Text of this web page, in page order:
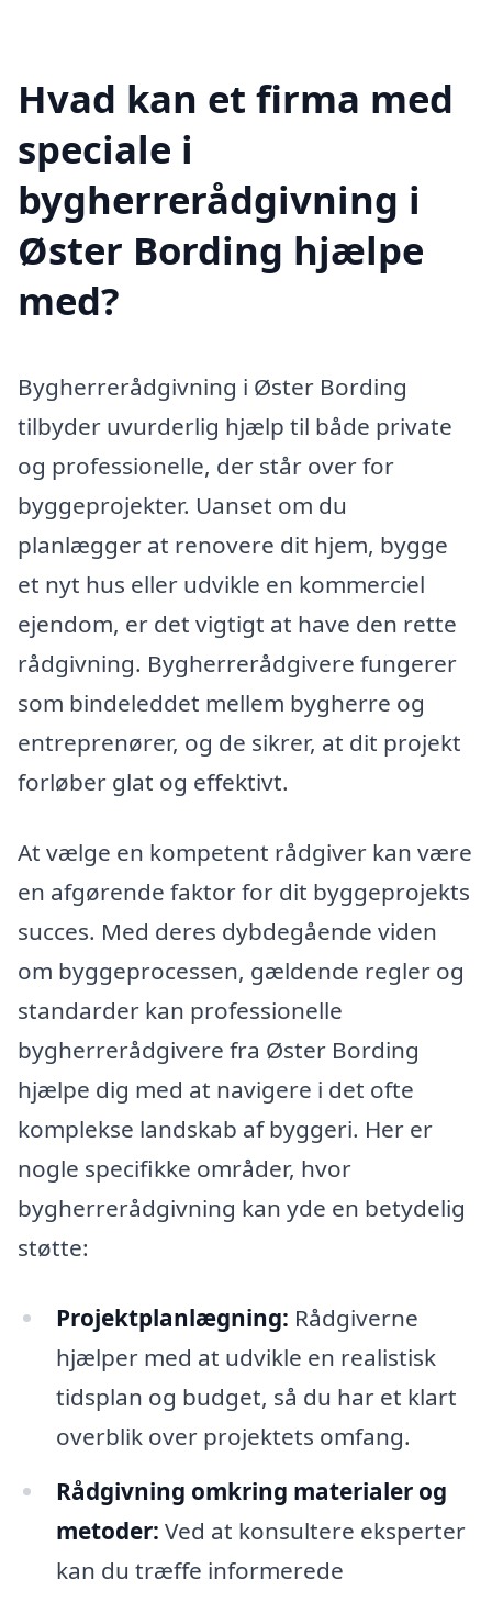
Hvad kan et firma med
speciale i
bygherrerådgivning i
Øster Bording hjælpe
med?
Bygherrerådgivning i Øster Bording
tilbyder uvurderlig hjælp til både private
og professionelle, der står over for
byggeprojekter. Uanset om du
planlægger at renovere dit hjem, bygge
et nyt hus eller udvikle en kommerciel
ejendom, er det vigtigt at have den rette
rådgivning. Bygherrerådgivere fungerer
som bindeleddet mellem bygherre og
entreprenører, og de sikrer, at dit projekt
forløber glat og effektivt.
At vælge en kompetent rådgiver kan være
en afgørende faktor for dit byggeprojekts
succes. Med deres dybdegående viden
om byggeprocessen, gældende regler og
standarder kan professionelle
bygherrerådgivere fra Øster Bording
hjælpe dig med at navigere i det ofte
komplekse landskab af byggeri. Her er
nogle specifikke områder, hvor
bygherrerådgivning kan yde en betydelig
støtte:
Projektplanlægning: Rådgiverne
hjælper med at udvikle en realistisk
tidsplan og budget, så du har et klart
overblik over projektets omfang.
Rådgivning omkring materialer og
metoder: Ved at konsultere eksperter
kan du træffe informerede